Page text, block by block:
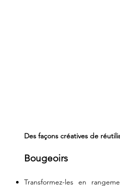
Des façons créatives de
Bougeoirs
Transformez-les en